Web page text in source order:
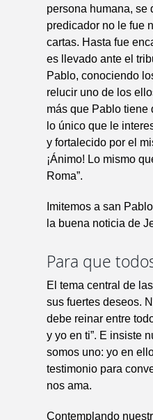
persona humana, se
predicador no le fue
cartas. Hasta fue
es llevado ante el
Pablo, conociendo
relucir uno de los
más que Pablo tiene
lo único que le
y fortalecido por el
¡Ánimo! Lo mismo
Roma”.
Imitemos a san
la buena noticia de
Para que
El tema central de
sus fuertes deseos.
debe reinar entre
y yo en ti”. E insiste
somos uno: yo en
testimonio para
nos ama.
Contemplando